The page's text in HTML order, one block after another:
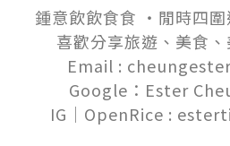
鍾意飲飲食食 ‧閒時四
喜歡分享旅遊、美食
Email :
Google：Ester